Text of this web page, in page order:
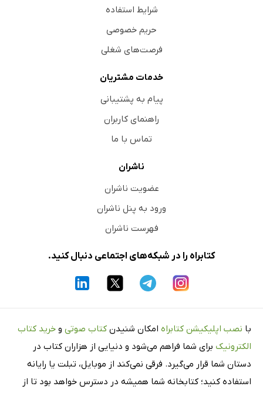
شرایط استفاده
حریم خصوصی
فرصت‌های شغلی
خدمات مشتریان
پیام به پشتیبانی
راهنمای کاربران
تماس با ما
ناشران
عضویت ناشران
ورود به پنل ناشران
فهرست ناشران
کتابراه را در شبکه‌های اجتماعی دنبال کنید.
با نصب اپلیکیشن کتابراه امکان شنیدن کتاب صوتی و خرید کتاب
الکترونیک برای شما فراهم می‌شود و دنیایی از هزاران کتاب در
دستان شما قرار می‌گیرد. فرقی نمی‌کند از موبایل، تبلت یا رایانه
استفاده کنید؛ کتابخانه شما همیشه در دسترس خواهد بود تا از